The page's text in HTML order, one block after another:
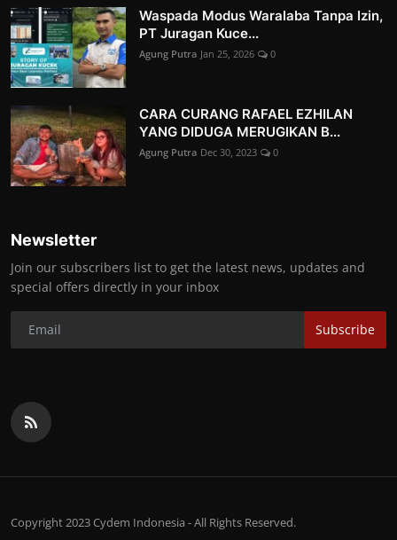
Waspada Modus Waralaba Tanpa Izin,
PT Juragan Kuce...
Agung Putra Jan 25, 2026 0
CARA CURANG RAFAEL EZHILAN
YANG DIDUGA MERUGIKAN B...
Agung Putra Dec 30, 2023 0
Newsletter
Join our subscribers list to get the latest news, updates and
special offers directly in your inbox
Subscribe
Copyright 2023 Cydem Indonesia - All Rights Reserved.